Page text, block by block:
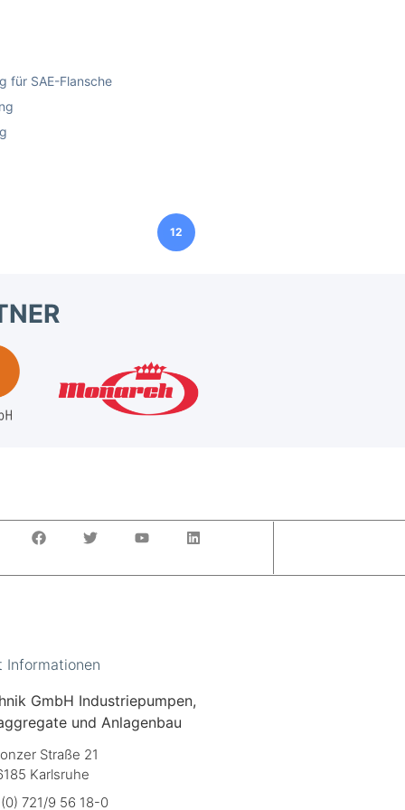
für SAE-Flansche
12
Informationen
GmbH Industriepumpen,
und Anlagenbau
Straße 21
Karlsruhe
721/9 56 18-0